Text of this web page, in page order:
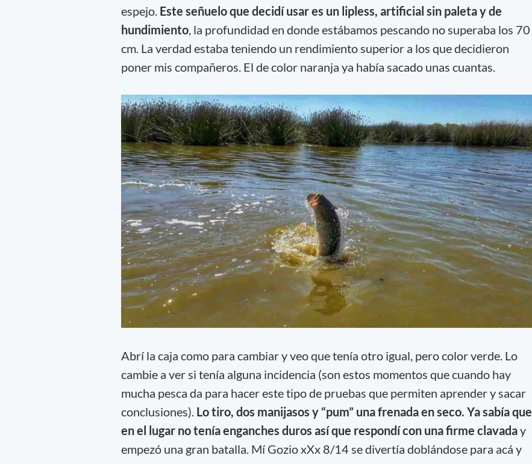
espejo. Este señuelo que decidí usar es un lipless, artificial sin paleta y de
hundimiento, la profundidad en donde estábamos pescando no superaba los 70
cm. La verdad estaba teniendo un rendimiento superior a los que decidieron
poner mis compañeros. El de color naranja ya había sacado unas cuantas.
Abrí la caja como para cambiar y veo que tenía otro igual, pero color verde. Lo
cambie a ver si tenía alguna incidencia (son estos momentos que cuando hay
mucha pesca da para hacer este tipo de pruebas que permiten aprender y sacar
conclusiones). Lo tiro, dos manijasos y “pum” una frenada en seco. Ya sabía que
en el lugar no tenía enganches duros así que respondí con una firme clavaday
empezó una gran batalla. Mí Gozio xXx 8/14 se divertía doblándose para acá y